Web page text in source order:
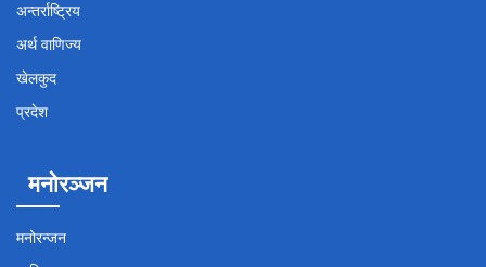
अन्तर्राष्ट्रिय
अर्थ वाणिज्य
खेलकुद
प्रदेश
मनोरञ्जन
मनोरन्जन